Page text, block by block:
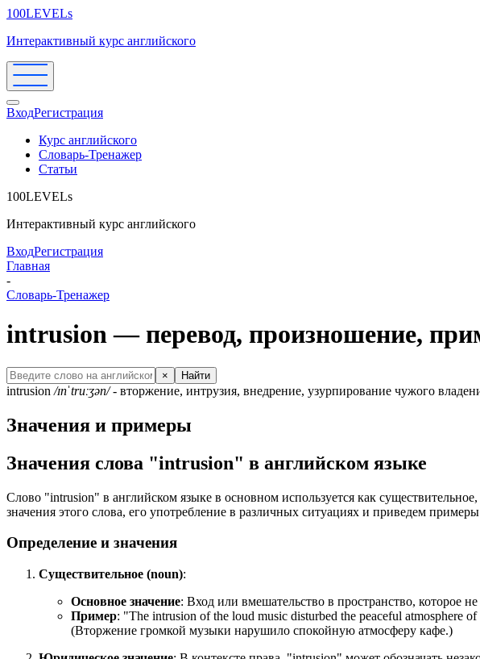
100LEVELs
Интерактивный курс английского
ВходРегистрация
Курс английского
Словарь-Тренажер
Статьи
100LEVELs
Интерактивный курс английского
ВходРегистрация
Главная
-
Словарь-Тренажер
intrusion — перевод, произношение,
× Найти
intrusion /ɪnˈtruːʒən/- вторжение, интрузия, внедрение, узурпирование чужого
Значения и примеры
Значения слова "intrusion" в английском языке
Слово "intrusion" в английском языке в основном используется как
значения этого слова, его употребление в различных ситуациях и приведем
Определение и значения
Существительное (noun):
Основное значение: Вход или вмешательство в пространство, которое
Пример: "The intrusion of the loud music disturbed the peaceful atmosphere of
(Вторжение громкой музыки нарушило спокойную атмосферу кафе.)